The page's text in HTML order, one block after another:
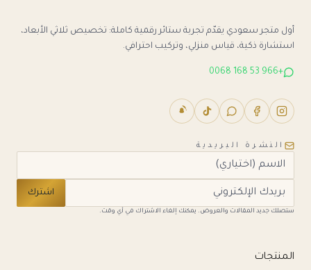
أول متجر سعودي يقدّم تجربة ستائر رقمية كاملة: تخصيص ثلاثي الأبعاد،
استشارة ذكية، قياس منزلي، وتركيب احترافي.
+966 53 168 0068
النشرة البريدية
اشترك
ستصلك جديد المقالات والعروض. يمكنك إلغاء الاشتراك في أي وقت.
المنتجات